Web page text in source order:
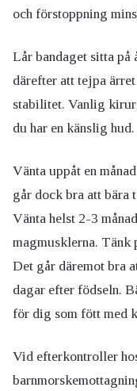
och förstoppning
Lår bandaget sitta på
därefter att tejpa
stabilitet. Vanlig
du har en känslig hud.
Vänta uppåt en
går dock bra att bära
Vänta helst 2-3
magmusklerna. Tänk
Det går däremot bra
dagar efter födseln.
för dig som fött med
Vid efterkontroller